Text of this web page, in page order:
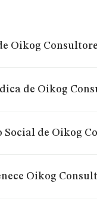
Oikog
de Oikog
Social de Oikog
Oikog